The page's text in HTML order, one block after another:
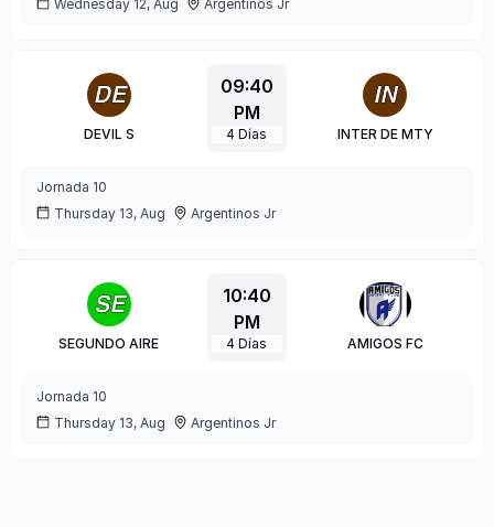
Wednesday 12, Aug
Argentinos Jr
DEVIL S
09:40
PM
4 Días INTER DE MTY
Jornada 10
Thursday 13, Aug
Argentinos Jr
SEGUNDO AIRE
10:40
PM
4 Días AMIGOS FC
Jornada 10
Thursday 13, Aug
Argentinos Jr